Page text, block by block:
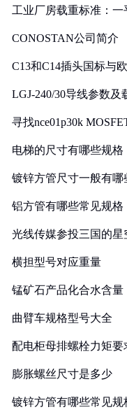
工业厂房载重标准：
CONOSTAN公司简介
C13和C14插头国标与
LGJ-240/30导线参数及
寻找nce01p30k
电梯的尺寸有哪些规格
镀锌方管尺寸一般有哪
铝方管有哪些常见规格
光线传媒参投三国的星
横担型号对应重量
锰矿石产品化合水含量
曲臂车规格型号大全
配电柜母排螺栓力矩
膨胀螺丝尺寸是多少
镀锌方管有哪些常见规